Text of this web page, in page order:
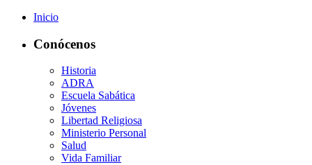
Inicio
Conócenos
Historia
ADRA
Escuela Sabática
Jóvenes
Libertad Religiosa
Ministerio Personal
Salud
Vida Familiar